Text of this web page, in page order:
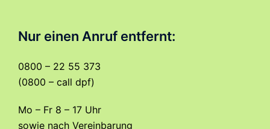
Nur einen Anruf entfernt:
0800 – 22 55 373
(0800 – call dpf)
Mo – Fr 8 – 17 Uhr
sowie nach Vereinbarung